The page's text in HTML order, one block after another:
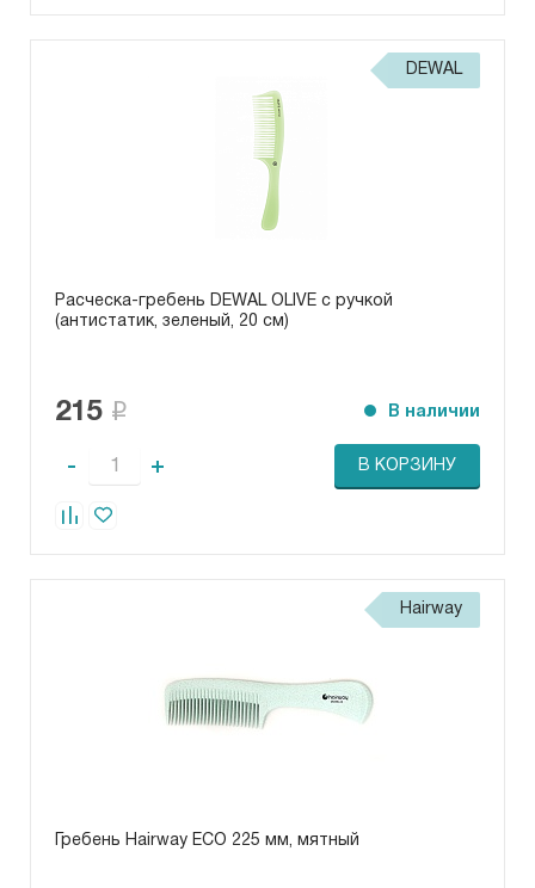
DEWAL
Расческа-гребень DEWAL OLIVE с ручкой
(антистатик, зеленый, 20 см)
215 В наличии
- + В КОРЗИНУ
Hairway
Гребень Hairway ECO 225 мм, мятный